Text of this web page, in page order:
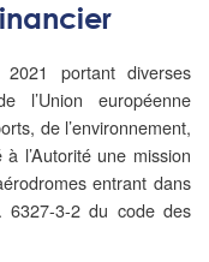
portant diverses
l’Union européenne
de l’environnement,
l’Autorité une mission
entrant dans
6327-3-2 du code des